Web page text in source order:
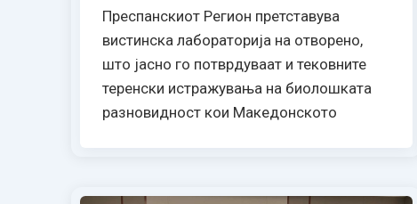
Преспанскиот Регион претставува
вистинска лабораторија на отворено,
што јасно го потврдуваат и тековните
теренски истражувања на биолошката
разновидност кои Македонското